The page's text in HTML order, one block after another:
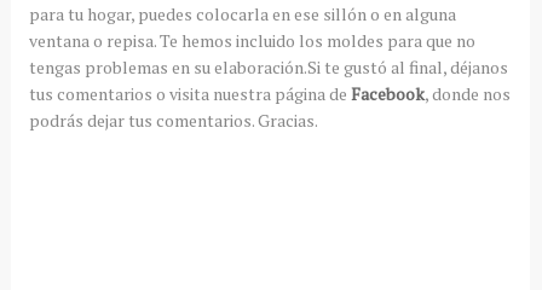
para tu hogar, puedes colocarla en ese sillón o en alguna
ventana o repisa. Te hemos incluido los moldes para que no
tengas problemas en su elaboración.Si te gustó al final, déjanos
tus comentarios o visita nuestra página de Facebook, donde nos
podrás dejar tus comentarios. Gracias.